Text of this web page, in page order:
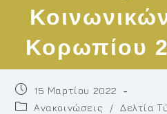
Κορωπίου
Post
published:
15 Μαρτίου 2022
PostΑνακοινώσεις / Δελτία